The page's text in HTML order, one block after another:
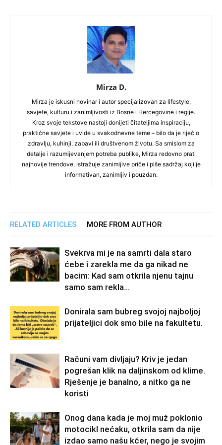
Mirza D.
Mirza je iskusni novinar i autor specijalizovan za lifestyle,
savjete, kulturu i zanimljivosti iz Bosne i Hercegovine i regije.
Kroz svoje tekstove nastoji donijeti čitateljima inspiraciju,
praktične savjete i uvide u svakodnevne teme – bilo da je riječ o
zdravlju, kuhinji, zabavi ili društvenom životu. Sa smislom za
detalje i razumijevanjem potreba publike, Mirza redovno prati
najnovije trendove, istražuje zanimljive priče i piše sadržaj koji je
informativan, zanimljiv i pouzdan.
RELATED ARTICLES MORE FROM AUTHOR
Svekrva mi je na samrti dala staro
ćebe i zarekla me da ga nikad ne
bacim: Kad sam otkrila njenu tajnu
samo sam rekla...
Donirala sam bubreg svojoj najboljoj
prijateljici dok smo bile na fakultetu.
Računi vam divljaju? Kriv je jedan
pogrešan klik na daljinskom od klime.
Rješenje je banalno, a nitko ga ne
koristi
Onog dana kada je moj muž poklonio
motocikl nećaku, otkrila sam da nije
izdao samo našu kćer, nego je svojim